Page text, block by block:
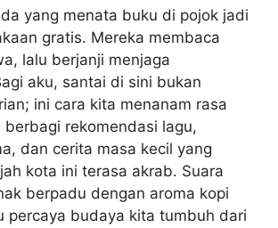
yang menata buku di pojok jadi
gratis. Mereka membaca
lalu berjanji menjaga
aku, santai di sini bukan
ini cara kita menanam rasa
berbagi rekomendasi lagu,
dan cerita masa kecil yang
kota ini terasa akrab. Suara
berpadu dengan aroma kopi
percaya budaya kita tumbuh dari